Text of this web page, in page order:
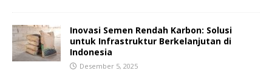
Inovasi Semen Rendah Karbon: Solusi
untuk Infrastruktur Berkelanjutan di
Indonesia
Desember 5, 2025